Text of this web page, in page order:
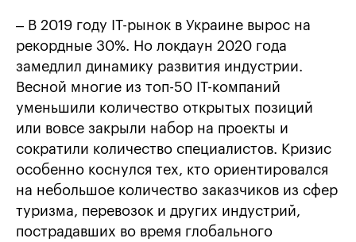
– В 2019 году ІТ-рынок в Украине вырос на
рекордные 30%. Но локдаун 2020 года
замедлил динамику развития индустрии.
Весной многие из топ-50 IT-компаний
уменьшили количество открытых позиций
или вовсе закрыли набор на проекты и
сократили количество специалистов. Кризис
особенно коснулся тех, кто ориентировался
на небольшое количество заказчиков из сфер
туризма, перевозок и других индустрий,
пострадавших во время глобального